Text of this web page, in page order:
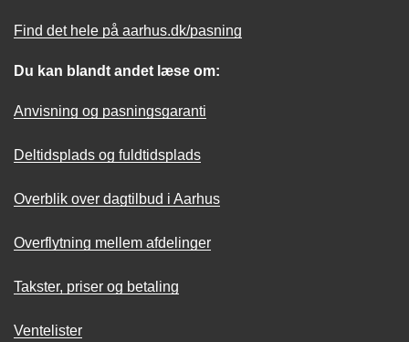
Find det hele på aarhus.dk/pasning
Du kan blandt andet læse om:
Anvisning og pasningsgaranti
Deltidsplads og fuldtidsplads
Overblik over dagtilbud i Aarhus
Overflytning mellem afdelinger
Takster, priser og betaling
Ventelister